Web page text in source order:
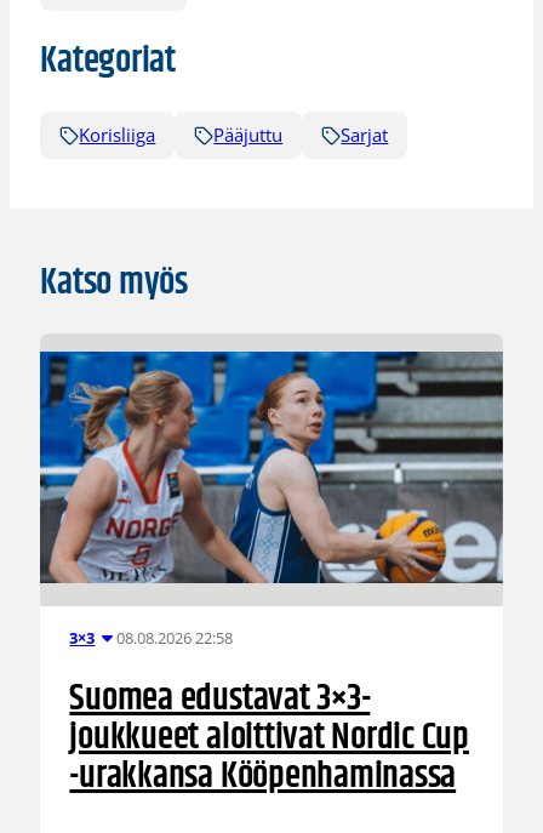
Kategoriat
Korisliiga Pääjuttu Sarjat
Katso myös
3×3 08.08.2026 22:58
Suomea edustavat 3×3-
joukkueet aloittivat Nordic Cup
-urakkansa Kööpenhaminassa